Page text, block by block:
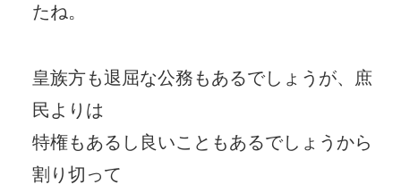
たね。
皇族方も退屈な公務もあるでしょうが、庶
民よりは
特権もあるし良いこともあるでしょうから
割り切って